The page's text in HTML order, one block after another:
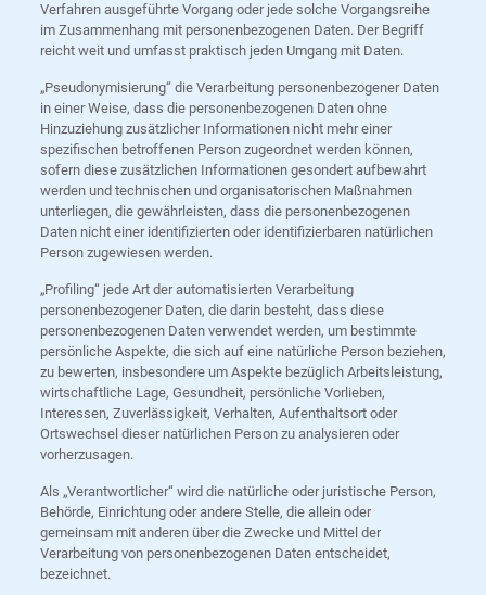
Verfahren ausgeführte Vorgang oder jede solche Vorgangsreihe
im Zusammenhang mit personenbezogenen Daten. Der Begriff
reicht weit und umfasst praktisch jeden Umgang mit Daten.
„Pseudonymisierung“ die Verarbeitung personenbezogener Daten
in einer Weise, dass die personenbezogenen Daten ohne
Hinzuziehung zusätzlicher Informationen nicht mehr einer
spezifischen betroffenen Person zugeordnet werden können,
sofern diese zusätzlichen Informationen gesondert aufbewahrt
werden und technischen und organisatorischen Maßnahmen
unterliegen, die gewährleisten, dass die personenbezogenen
Daten nicht einer identifizierten oder identifizierbaren natürlichen
Person zugewiesen werden.
„Profiling“ jede Art der automatisierten Verarbeitung
personenbezogener Daten, die darin besteht, dass diese
personenbezogenen Daten verwendet werden, um bestimmte
persönliche Aspekte, die sich auf eine natürliche Person beziehen,
zu bewerten, insbesondere um Aspekte bezüglich Arbeitsleistung,
wirtschaftliche Lage, Gesundheit, persönliche Vorlieben,
Interessen, Zuverlässigkeit, Verhalten, Aufenthaltsort oder
Ortswechsel dieser natürlichen Person zu analysieren oder
vorherzusagen.
Als „Verantwortlicher“ wird die natürliche oder juristische Person,
Behörde, Einrichtung oder andere Stelle, die allein oder
gemeinsam mit anderen über die Zwecke und Mittel der
Verarbeitung von personenbezogenen Daten entscheidet,
bezeichnet.